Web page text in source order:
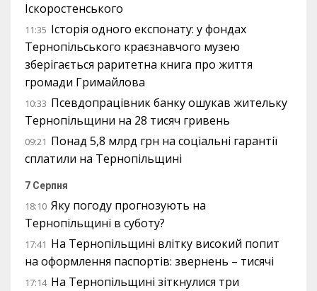
Іскоростенського
11:35 Історія одного експонату: у фондах
Тернопільського краєзнавчого музею
зберігається раритетна книга про життя
громади Гримайлова
10:33 Псевдопрацівник банку ошукав жительку
Тернопільщини на 28 тисяч гривень
09:21 Понад 5,8 млрд грн на соціальні гарантії
сплатили на Тернопільщині
7 Серпня
18:10 Яку погоду прогнозують на
Тернопільщині в суботу?
17:41 На Тернопільщині влітку високий попит
на оформлення паспортів: звернень – тисячі
17:14 На Тернопільщині зіткнулися три